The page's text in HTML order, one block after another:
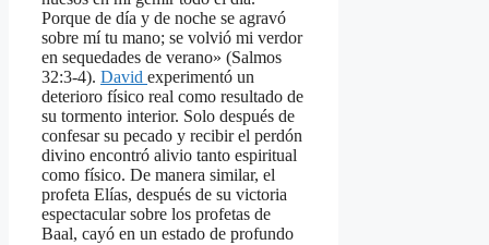
Porque de día y de noche se agravó
sobre mí tu mano; se volvió mi verdor
en sequedades de verano» (Salmos
32:3-4). David experimentó un
deterioro físico real como resultado de
su tormento interior. Solo después de
confesar su pecado y recibir el perdón
divino encontró alivio tanto espiritual
como físico. De manera similar, el
profeta Elías, después de su victoria
espectacular sobre los profetas de
Baal, cayó en un estado de profundo